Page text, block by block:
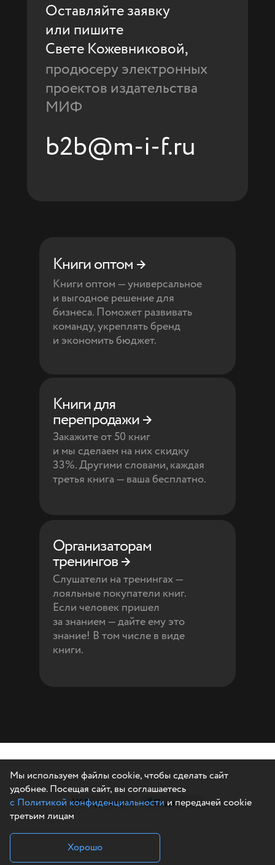
продюсеру электронных
проектов издательства
МИФ
Оставляйте заявку
или пишите
Свете Кожевниковой,
b2b@m-i-f.ru
Книги оптом — универсальное
и выгодное решение для
бизнеса. Поможет развивать
команду, укреплять бренд
и экономить бюджет.
Закажите от 50 книг
и мы сделаем на них скидку
33%. Другими словами, каждая
третья книга — ваша бесплатно.
Книги оптом →
Слушатели на тренингах —
лояльные покупатели книг.
Если человек пришел
за знанием — дайте ему это
знание! В том числе в виде
книги.
Организаторам
тренингов →
Книги для
перепродажи →
Поделиться Поделиться
Мы используем файлы cookie, чтобы сделать сайт
удобнее. Посещая сайт, вы соглашаетесь
с Политикой конфиденциальностии передачей cookie
третьим лицам
Хорошо